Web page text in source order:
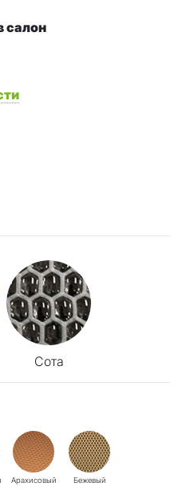
салон
Сота
Арахисовый Бежевый